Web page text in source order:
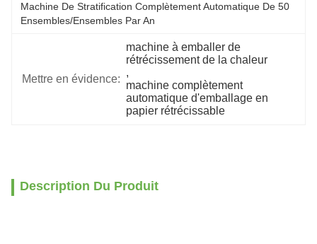
Machine De Stratification Complètement Automatique De 50
Ensembles/ensembles Par An
Mettre en évidence:
machine à emballer de
rétrécissement de la chaleur
,
machine complètement
automatique d'emballage en
papier rétrécissable
Description Du Produit